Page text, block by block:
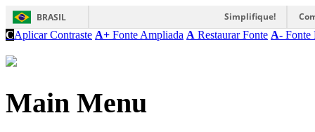
BRASIL Simplifique!
CAplicar Contraste A+ Fonte Ampliada A Restaurar Fonte A- Fonte
Main Menu